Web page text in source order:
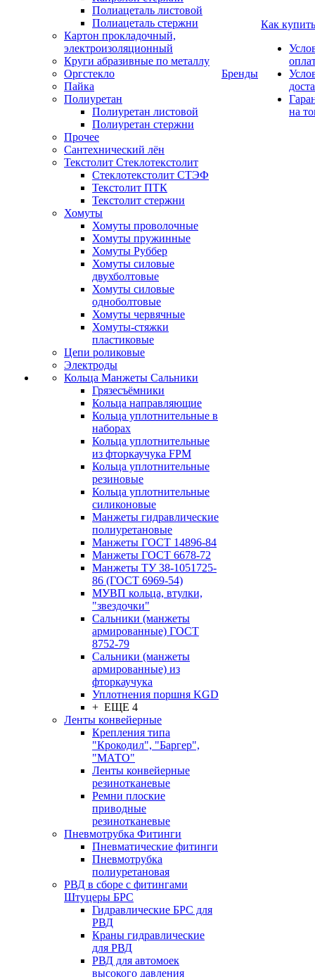
Полиацеталь листовой
Полиацеталь стержни
Картон прокладочный,
электроизоляционный
Круги абразивные по металлу
Оргстекло
Пайка
Полиуретан
Полиуретан листовой
Полиуретан стержни
Прочее
Сантехнический лён
Текстолит Стеклотекстолит
Стеклотекстолит СТЭФ
Текстолит ПТК
Текстолит стержни
Хомуты
Хомуты проволочные
Хомуты пружинные
Хомуты Руббер
Хомуты силовые
двухболтовые
Хомуты силовые
одноболтовые
Хомуты червячные
Хомуты-стяжки
пластиковые
Цепи роликовые
Электроды
Кольца Манжеты Сальники
Грязесъёмники
Кольца направляющие
Кольца уплотнительные в
наборах
Кольца уплотнительные
из фторкаучука FPM
Кольца уплотнительные
резиновые
Кольца уплотнительные
силиконовые
Манжеты гидравлические
полиуретановые
Манжеты ГОСТ 14896-84
Манжеты ГОСТ 6678-72
Манжеты ТУ 38-1051725-
86 (ГОСТ 6969-54)
МУВП кольца, втулки,
"звездочки"
Сальники (манжеты
армированные) ГОСТ
8752-79
Сальники (манжеты
армированные) из
фторкаучука
Уплотнения поршня KGD
+ ЕЩЕ 4
Ленты конвейерные
Крепления типа
"Крокодил", "Баргер",
"МАТО"
Ленты конвейерные
резинотканевые
Ремни плоские
приводные
резинотканевые
Пневмотрубка Фитинги
Пневматические фитинги
Пневмотрубка
полиуретановая
РВД в сборе с фитингами
Штуцеры БРС
Гидравлические БРС для
РВД
Краны гидравлические
для РВД
РВД для автомоек
высокого давления
Бренды
Как купить
на